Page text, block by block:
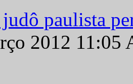
paulista
2012